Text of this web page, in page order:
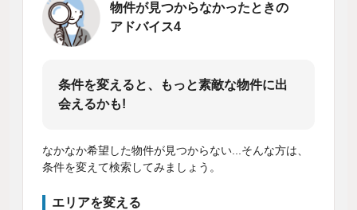
物件が見つからなかったときの
アドバイス4
条件を変えると、もっと素敵な物件に出
会えるかも!
なかなか希望した物件が見つからない...そんな方は、
条件を変えて検索してみましょう。
エリアを変える